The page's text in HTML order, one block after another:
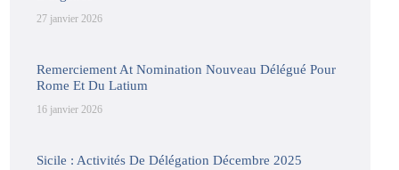
27 janvier 2026
Remerciement At Nomination Nouveau Délégué Pour
Rome Et Du Latium
16 janvier 2026
Sicile : Activités De Délégation Décembre 2025